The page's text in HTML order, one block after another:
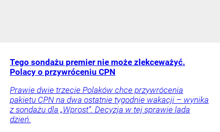
Tego sondażu premier nie może zlekceważyć.
Polacy o przywróceniu CPN
Prawie dwie trzecie Polaków chce przywrócenia
pakietu CPN na dwa ostatnie tygodnie wakacji – wynika
z sondażu dla „Wprost”. Decyzja w tej sprawie lada
dzień.